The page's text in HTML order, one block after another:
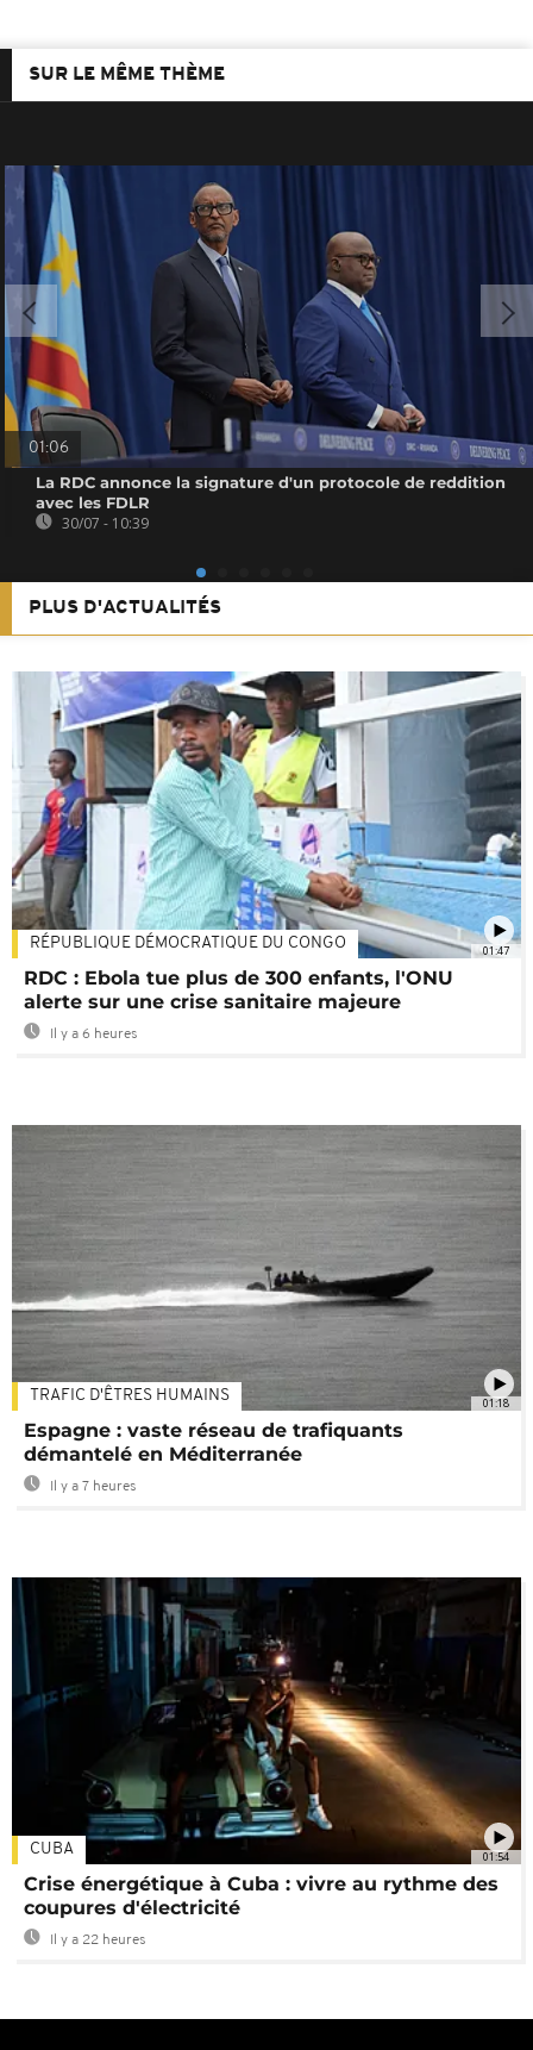
SUR LE MÊME THÈME
01:06
La RDC annonce la signature d'un protocole de reddition
avec les FDLR
30/07 - 10:39
PLUS D'ACTUALITÉS
01:47
RÉPUBLIQUE DÉMOCRATIQUE DU CONGO
RDC : Ebola tue plus de 300 enfants, l'ONU
alerte sur une crise sanitaire majeure
Il y a 6 heures
01:18
TRAFIC D'ÊTRES HUMAINS
Espagne : vaste réseau de trafiquants
démantelé en Méditerranée
Il y a 7 heures
01:54
CUBA
Crise énergétique à Cuba : vivre au rythme des
coupures d'électricité
Il y a 22 heures